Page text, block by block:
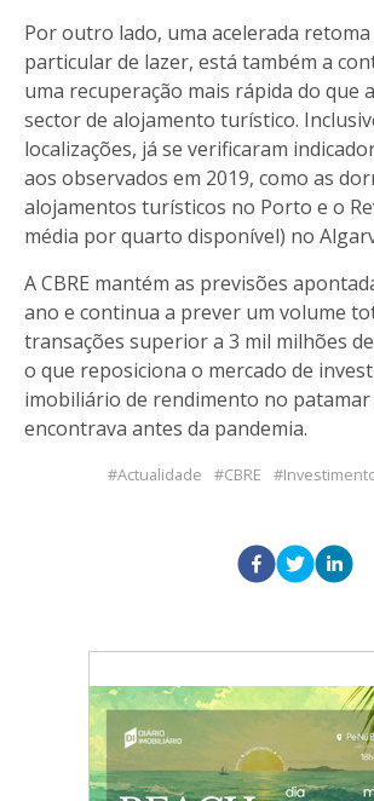
Por outro lado, uma acelerada
particular de lazer, está também a
uma recuperação mais rápida do que
sector de alojamento turístico.
localizações, já se verificaram
aos observados em 2019, como as
alojamentos turísticos no Porto e o
média por quarto disponível) no
A CBRE mantém as previsões
ano e continua a prever um volume
transações superior a 3 mil milhões
o que reposiciona o mercado de
imobiliário de rendimento no patamar
encontrava antes da pandemia.
Actualidade CBRE